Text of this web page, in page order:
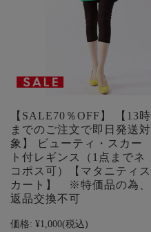
【SALE70％OFF】 【13時
までのご注文で即日発送対
象】 ビューティ・スカー
ト付レギンス（1点までネ
コポス可）【マタニティス
カート】 ※特価品の為、
返品交換不可
価格: ¥1,000(税込)